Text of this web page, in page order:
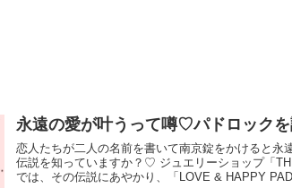
永遠の愛が叶うって噂♡パドロック
恋人たちが二人の名前を書いて南京錠をかけると永
伝説を知っていますか？♡ ジュエリーショップ「THE KISS アクアシティお台場店」
では、その伝説にあやかり、「LOVE & HAPPY